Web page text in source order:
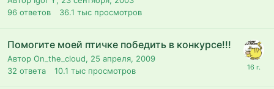
96 ответов 36.1 тыс просмотров
Помогите моей птичке победить в конкурсе!!!
Автор On_the_cloud, 25 апреля, 2009
32 ответа 10.1 тыс просмотров